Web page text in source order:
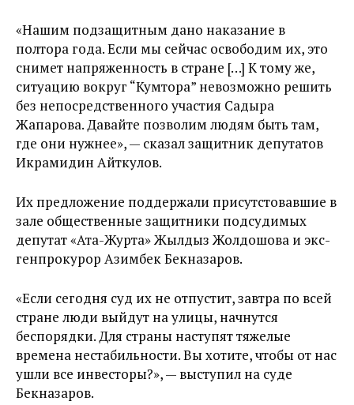
«Нашим подзащитным дано наказание в
полтора года. Если мы сейчас освободим их, это
снимет напряженность в стране […] К тому же,
ситуацию вокруг “Кумтора” невозможно решить
без непосредственного участия Садыра
Жапарова. Давайте позволим людям быть там,
где они нужнее», — сказал защитник депутатов
Икрамидин Айткулов.
Их предложение поддержали присутстовавшие в
зале общественные защитники подсудимых
депутат «Ата-Журта» Жылдыз Жолдошова и экс-
генпрокурор Азимбек Бекназаров.
«Если сегодня суд их не отпустит, завтра по всей
стране люди выйдут на улицы, начнутся
беспорядки. Для страны наступят тяжелые
времена нестабильности. Вы хотите, чтобы от нас
ушли все инвесторы?», — выступил на суде
Бекназаров.